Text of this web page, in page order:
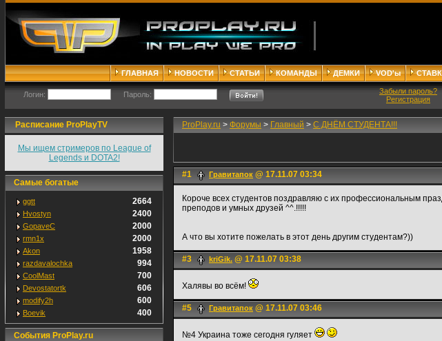
ГЛАВНАЯ НОВОСТИ СТАТЬИ КОМАНДЫ ДЕМКИ VOD'ы
Логин: Пароль:
Забыли пароль?
Регистрация
Расписание ProPlayTV
Мы ищем стримеров по League of
Legends и DOTA2!
Самые богатые
ggtt 2664
Hvostyn 2400
GopaveC 2000
rmn1x 2000
Akon 1958
razdavalochka 994
CoolMast 700
Devostatortk 606
modify2h 600
Boevik 400
События ProPlay.ru
ProPlay.ru > Форумы > Главный > С ДНЁМ СТУДЕНТА!!!
#1 Гравитапок @ 17.11.07 03:34
Короче всех студентов поздравляю с их профессиональным
преподов и умных друзей ^^.!!!!!
А что вы хотите пожелать в этот день другим студентам?))
#3 kriGik. @ 17.11.07 03:38
Халявы во всём!
#5 Гравитапок @ 17.11.07 03:46
№4 Украина тоже сегодня гуляет